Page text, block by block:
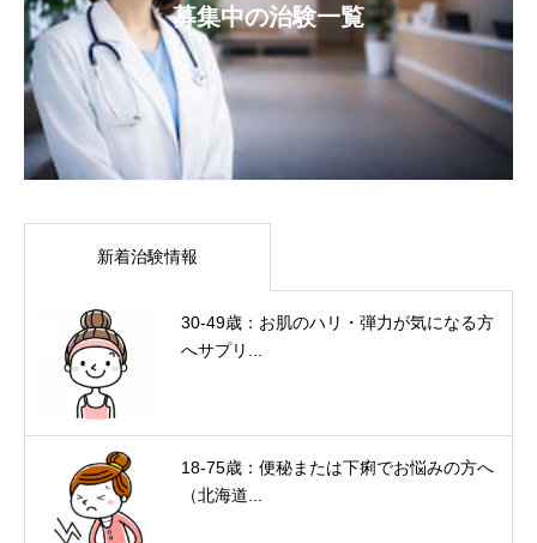
募集中の治験一覧
新着治験情報
30-49歳：お肌のハリ・弾力が気になる方
へサプリ...
18-75歳：便秘または下痢でお悩みの方へ
（北海道...